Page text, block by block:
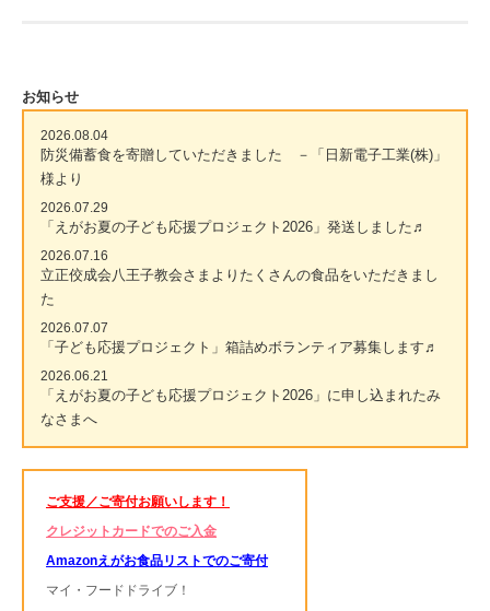
お知らせ
2026.08.04
防災備蓄食を寄贈していただきました －「日新電子工業(株)」
様より
2026.07.29
「えがお夏の子ども応援プロジェクト2026」発送しました♬
2026.07.16
立正佼成会八王子教会さまよりたくさんの食品をいただきまし
た
2026.07.07
「子ども応援プロジェクト」箱詰めボランティア募集します♬
2026.06.21
「えがお夏の子ども応援プロジェクト2026」に申し込まれたみ
なさまへ
ご支援／ご寄付お願いします！
クレジットカードでのご入金
Amazonえがお食品リストでのご寄付
マイ・フードドライブ！